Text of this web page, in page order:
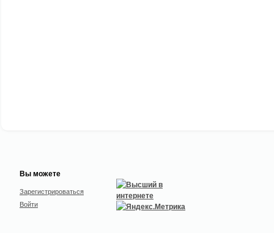
Вы можете
Зарегистрироваться
Войти